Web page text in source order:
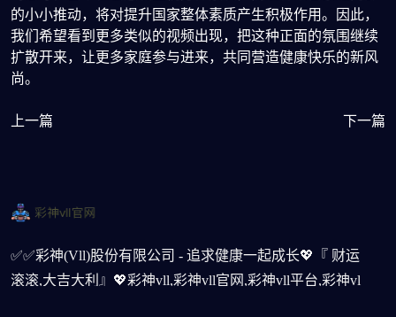
的小小推动，将对提升国家整体素质产生积极作用。因此，
我们希望看到更多类似的视频出现，把这种正面的氛围继续
扩散开来，让更多家庭参与进来，共同营造健康快乐的新风
尚。
上一篇 下一篇
✅✅彩神(Vll)股份有限公司 - 追求健康一起成长💖『 财运
滚滚,大吉大利』💖彩神vll,彩神vll官网,彩神vll平台,彩神vl